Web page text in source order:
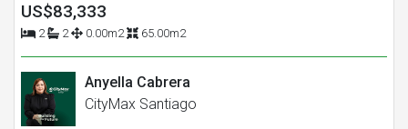
US$83,333
2 2 0.00m2 65.00m2
Anyella Cabrera
CityMax Santiago